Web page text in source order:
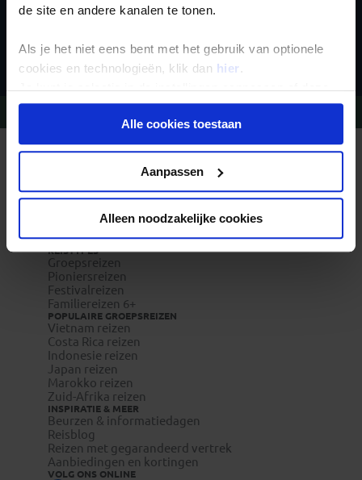
de site en andere kanalen te tonen.
Als je het niet eens bent met het gebruik van optionele
cookies en technologieën, klik dan hier .
Je kunt je selectie in de instellingen aanpassen of deze
onder aan de pagina op elk gewenst moment voor de
toekomst wijzigen.Alle cookies toestaan
Aanpassen
Alleen noodzakelijke cookies
Waarom Koning Aap?
Duurzaam toerisme
Vacatures
Veelgestelde vragen
Reisverzekeringen
REISTYPES
Groepsreizen
Pioniersreizen
Festivalreizen
Familiereizen 6+
POPULAIRE GROEPSREIZEN
Vietnam reizen
Costa Rica reizen
Indonesie reizen
Japan reizen
Marokko reizen
Zuid-Afrika reizen
INSPIRATIE & MEER
Beurzen & informatiedagen
Reisblog
Reizen met gegarandeerd vertrek
Aanbiedingen en kortingen
VOLG ONS ONLINE